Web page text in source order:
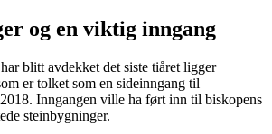
og en viktig inngang
blitt avdekket det siste tiåret ligger
er tolket som en sideinngang til
Inngangen ville ha ført inn til biskopens
steinbygninger.